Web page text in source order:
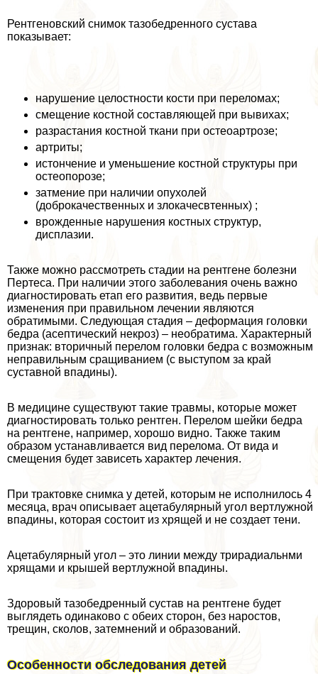
Рентгеновский снимок тазобедренного сустава
показывает:
нарушение целостности кости при переломах;
смещение костной составляющей при вывихах;
разрастания костной ткани при остеоартрозе;
артриты;
истончение и уменьшение костной структуры при
остеопорозе;
затмение при наличии опухолей
(доброкачественных и злокачесвтенных) ;
врожденные нарушения костных структур,
дисплазии.
Также можно рассмотреть стадии на рентгене болезни
Пертеса. При наличии этого заболевания очень важно
диагностировать етап его развития, ведь первые
изменения при правильном лечении являются
обратимыми. Следующая стадия – деформация головки
бедра (асептический некроз) – необратима. Хаpaктерный
признак: вторичный перелом головки бедра с возможным
неправильным сращиванием (с выступом за край
суставной впадины).
В медицине существуют такие травмы, которые может
диагностировать только рентген. Перелом шейки бедра
на рентгене, например, хорошо видно. Также таким
образом устанавливается вид перелома. От вида и
смещения будет зависеть хаpaктер лечения.
При тpaктовке снимка у детей, которым не исполнилось 4
месяца, врач описывает ацетабулярный угол вертлужной
впадины, которая состоит из хрящей и не создает тени.
Ацетабулярный угол – это линии между трирадиальнми
хрящами и крышей вертлужной впадины.
Здоровый тазобедренный сустав на рентгене будет
выглядеть одинаково с обеих сторон, без наростов,
трещин, сколов, затемнений и образований.
Особенности обследования детей